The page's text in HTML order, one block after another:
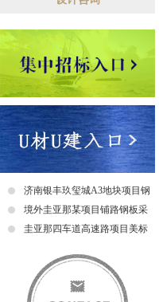
济南银丰玖玺城A3地块项目钢
爬梯采购及安装招标中标公示
境外圭亚那某项目铺路钢板采
购招标公告
圭亚那四车道高速路项目美标